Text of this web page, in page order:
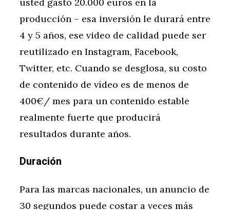
usted gastó 20.000 euros en la
producción – esa inversión le durará entre
4 y 5 años, ese video de calidad puede ser
reutilizado en Instagram, Facebook,
Twitter, etc. Cuando se desglosa, su costo
de contenido de vídeo es de menos de
400€/ mes para un contenido estable
realmente fuerte que producirá
resultados durante años.
Duración
Para las marcas nacionales, un anuncio de
30 segundos puede costar a veces más